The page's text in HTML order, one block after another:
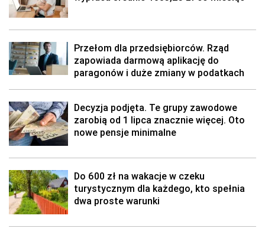
Przełom dla przedsiębiorców. Rząd
zapowiada darmową aplikację do
paragonów i duże zmiany w podatkach
Decyzja podjęta. Te grupy zawodowe
zarobią od 1 lipca znacznie więcej. Oto
nowe pensje minimalne
Do 600 zł na wakacje w czeku
turystycznym dla każdego, kto spełnia
dwa proste warunki